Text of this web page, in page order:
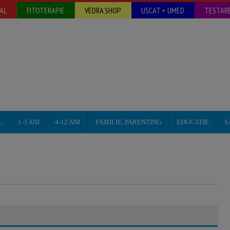
FITOTERAPIE VEDRA SHOP USCAT + UMED
1-3 ANI 4-12 ANI FAMILIE, PARENTING EDUCATIE